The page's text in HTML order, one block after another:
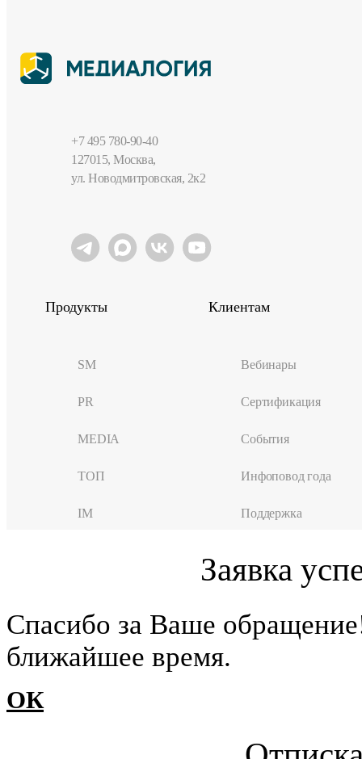
+7 495 780-90-40
127015, Москва,
ул. Новодмитровская, 2к2
Продукты
SM
PR
MEDIA
ТОП
IM
Клиентам
Вебинары
Сертификация
События
Инфоповод года
Поддержка
Заявка
Cпасибо за Ваше
ближайшее время.
ОК